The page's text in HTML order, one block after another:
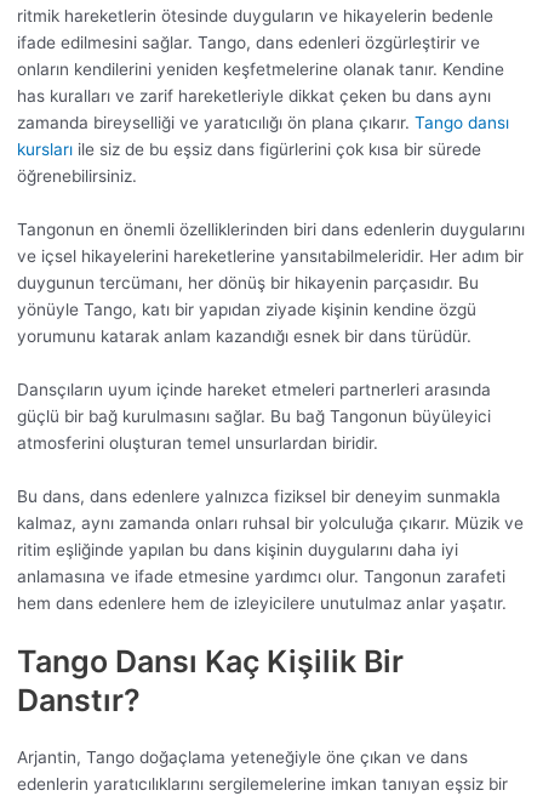
ritmik hareketlerin ötesinde duyguların ve hikayelerin bedenle
ifade edilmesini sağlar. Tango, dans edenleri özgürleştirir ve
onların kendilerini yeniden keşfetmelerine olanak tanır. Kendine
has kuralları ve zarif hareketleriyle dikkat çeken bu dans aynı
zamanda bireyselliği ve yaratıcılığı ön plana çıkarır. Tango dansı
kurslarıile siz de bu eşsiz dans figürlerini çok kısa bir sürede
öğrenebilirsiniz.
Tangonun en önemli özelliklerinden biri dans edenlerin duygularını
ve içsel hikayelerini hareketlerine yansıtabilmeleridir. Her adım bir
duygunun tercümanı, her dönüş bir hikayenin parçasıdır. Bu
yönüyle Tango, katı bir yapıdan ziyade kişinin kendine özgü
yorumunu katarak anlam kazandığı esnek bir dans türüdür.
Dansçıların uyum içinde hareket etmeleri partnerleri arasında
güçlü bir bağ kurulmasını sağlar. Bu bağ Tangonun büyüleyici
atmosferini oluşturan temel unsurlardan biridir.
Bu dans, dans edenlere yalnızca fiziksel bir deneyim sunmakla
kalmaz, aynı zamanda onları ruhsal bir yolculuğa çıkarır. Müzik ve
ritim eşliğinde yapılan bu dans kişinin duygularını daha iyi
anlamasına ve ifade etmesine yardımcı olur. Tangonun zarafeti
hem dans edenlere hem de izleyicilere unutulmaz anlar yaşatır.
Tango Dansı Kaç Kişilik Bir
Danstır?
Arjantin, Tango doğaçlama yeteneğiyle öne çıkan ve dans
edenlerin yaratıcılıklarını sergilemelerine imkan tanıyan eşsiz bir